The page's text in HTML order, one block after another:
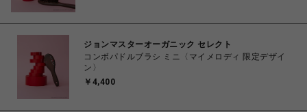
ジョンマスターオーガニック セレクト
コンボパドルブラシ ミニ〈マイメロディ 限定デザイ
ン〉
￥4,400